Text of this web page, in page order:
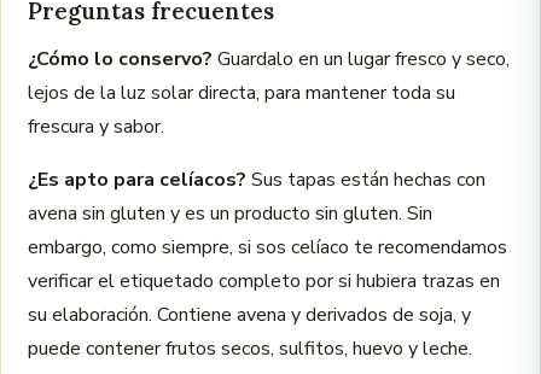
Preguntas frecuentes
¿Cómo lo conservo? Guardalo en un lugar fresco y seco,
lejos de la luz solar directa, para mantener toda su
frescura y sabor.
¿Es apto para celíacos? Sus tapas están hechas con
avena sin gluten y es un producto sin gluten. Sin
embargo, como siempre, si sos celíaco te recomendamos
verificar el etiquetado completo por si hubiera trazas en
su elaboración. Contiene avena y derivados de soja, y
puede contener frutos secos, sulfitos, huevo y leche.